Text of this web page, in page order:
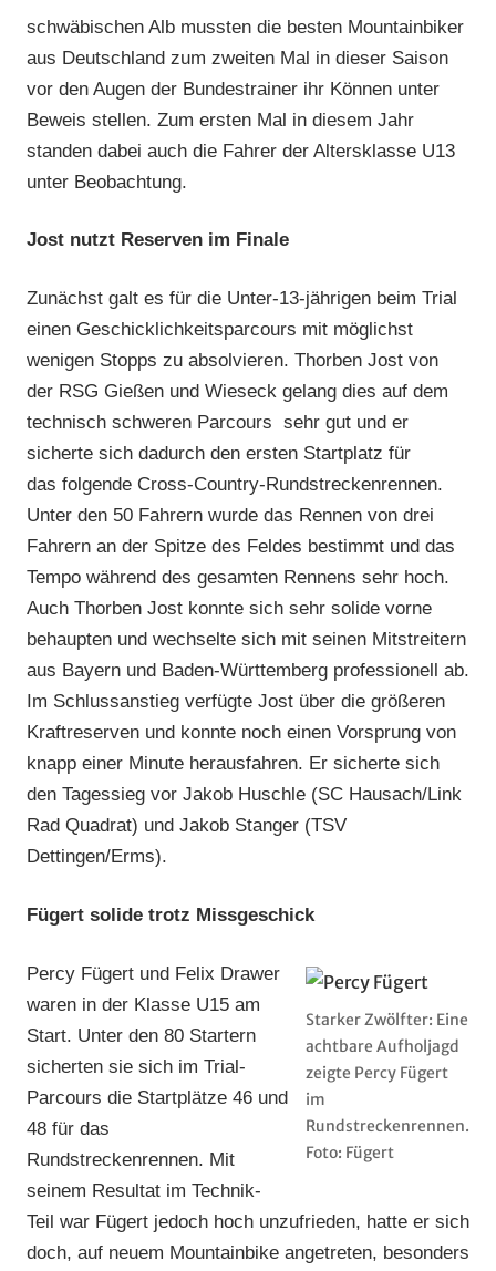
schwäbischen Alb mussten die besten Mountainbiker
aus Deutschland zum zweiten Mal in dieser Saison
vor den Augen der Bundestrainer ihr Können unter
Beweis stellen. Zum ersten Mal in diesem Jahr
standen dabei auch die Fahrer der Altersklasse U13
unter Beobachtung.
Jost nutzt Reserven im Finale
Zunächst galt es für die Unter-13-jährigen beim Trial
einen Geschicklichkeitsparcours mit möglichst
wenigen Stopps zu absolvieren. Thorben Jost von
der RSG Gießen und Wieseck gelang dies auf dem
technisch schweren Parcours sehr gut und er
sicherte sich dadurch den ersten Startplatz für
das folgende Cross-Country-Rundstreckenrennen.
Unter den 50 Fahrern wurde das Rennen von drei
Fahrern an der Spitze des Feldes bestimmt und das
Tempo während des gesamten Rennens sehr hoch.
Auch Thorben Jost konnte sich sehr solide vorne
behaupten und wechselte sich mit seinen Mitstreitern
aus Bayern und Baden-Württemberg professionell ab.
Im Schlussanstieg verfügte Jost über die größeren
Kraftreserven und konnte noch einen Vorsprung von
knapp einer Minute herausfahren. Er sicherte sich
den Tagessieg vor Jakob Huschle (SC Hausach/Link
Rad Quadrat) und Jakob Stanger (TSV
Dettingen/Erms).
Fügert solide trotz Missgeschick
Starker Zwölfter: Eine
achtbare Aufholjagd
zeigte Percy Fügert
im
Rundstreckenrennen.
Foto: Fügert
Percy Fügert und Felix Drawer
waren in der Klasse U15 am
Start. Unter den 80 Startern
sicherten sie sich im Trial-
Parcours die Startplätze 46 und
48 für das
Rundstreckenrennen. Mit
seinem Resultat im Technik-
Teil war Fügert jedoch hoch unzufrieden, hatte er sich
doch, auf neuem Mountainbike angetreten, besonders